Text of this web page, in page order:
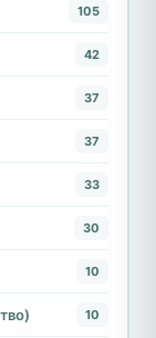
105
42
37
37
33
30
10
10